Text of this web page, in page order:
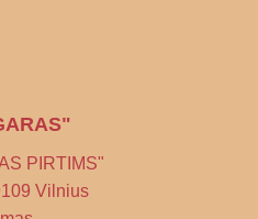
PIRTIMS"
Vilnius